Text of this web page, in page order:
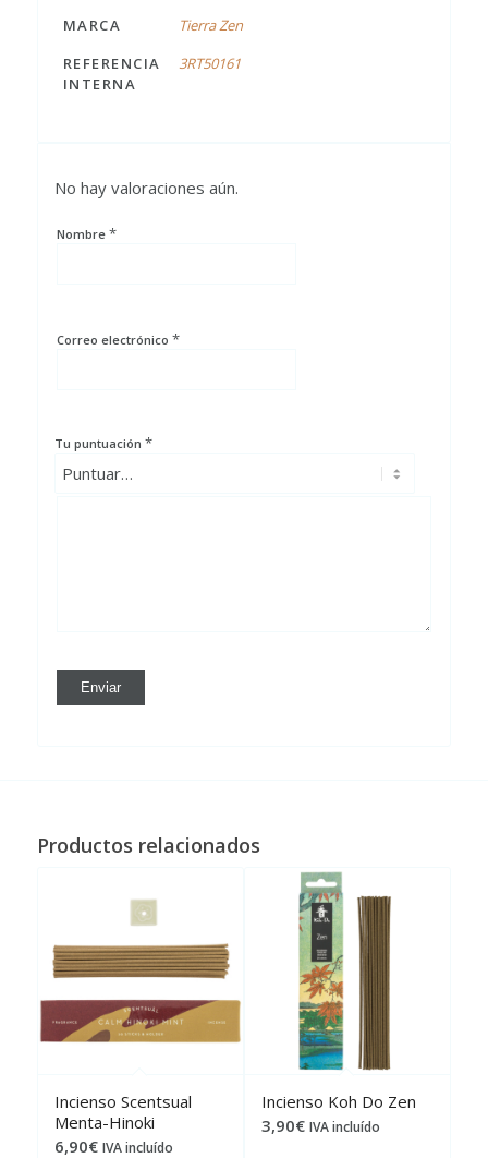
MARCA
Tierra Zen
REFERENCIA
INTERNA
3RT50161
No hay valoraciones aún.
Nombre *
Correo electrónico *
Tu puntuación *
Productos relacionados
Incienso Scentsual
Menta-Hinoki
6,90€ IVA incluído
Incienso Koh Do Zen
3,90€ IVA incluído